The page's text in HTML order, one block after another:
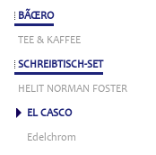
BÃŒRO
TEE & KAFFEE
SCHREIBTISCH-SET
HELIT NORMAN FOSTER
EL CASCO
Edelchrom